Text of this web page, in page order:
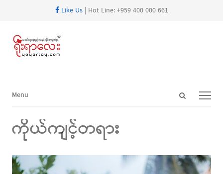
Like Us| Hot Line: +959 400 000 661
Open
Menu
Menu
ကိုယ်ကျင့်တရား